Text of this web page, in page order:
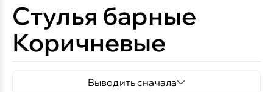
Стулья барные
Коричневые
Выводить сначала